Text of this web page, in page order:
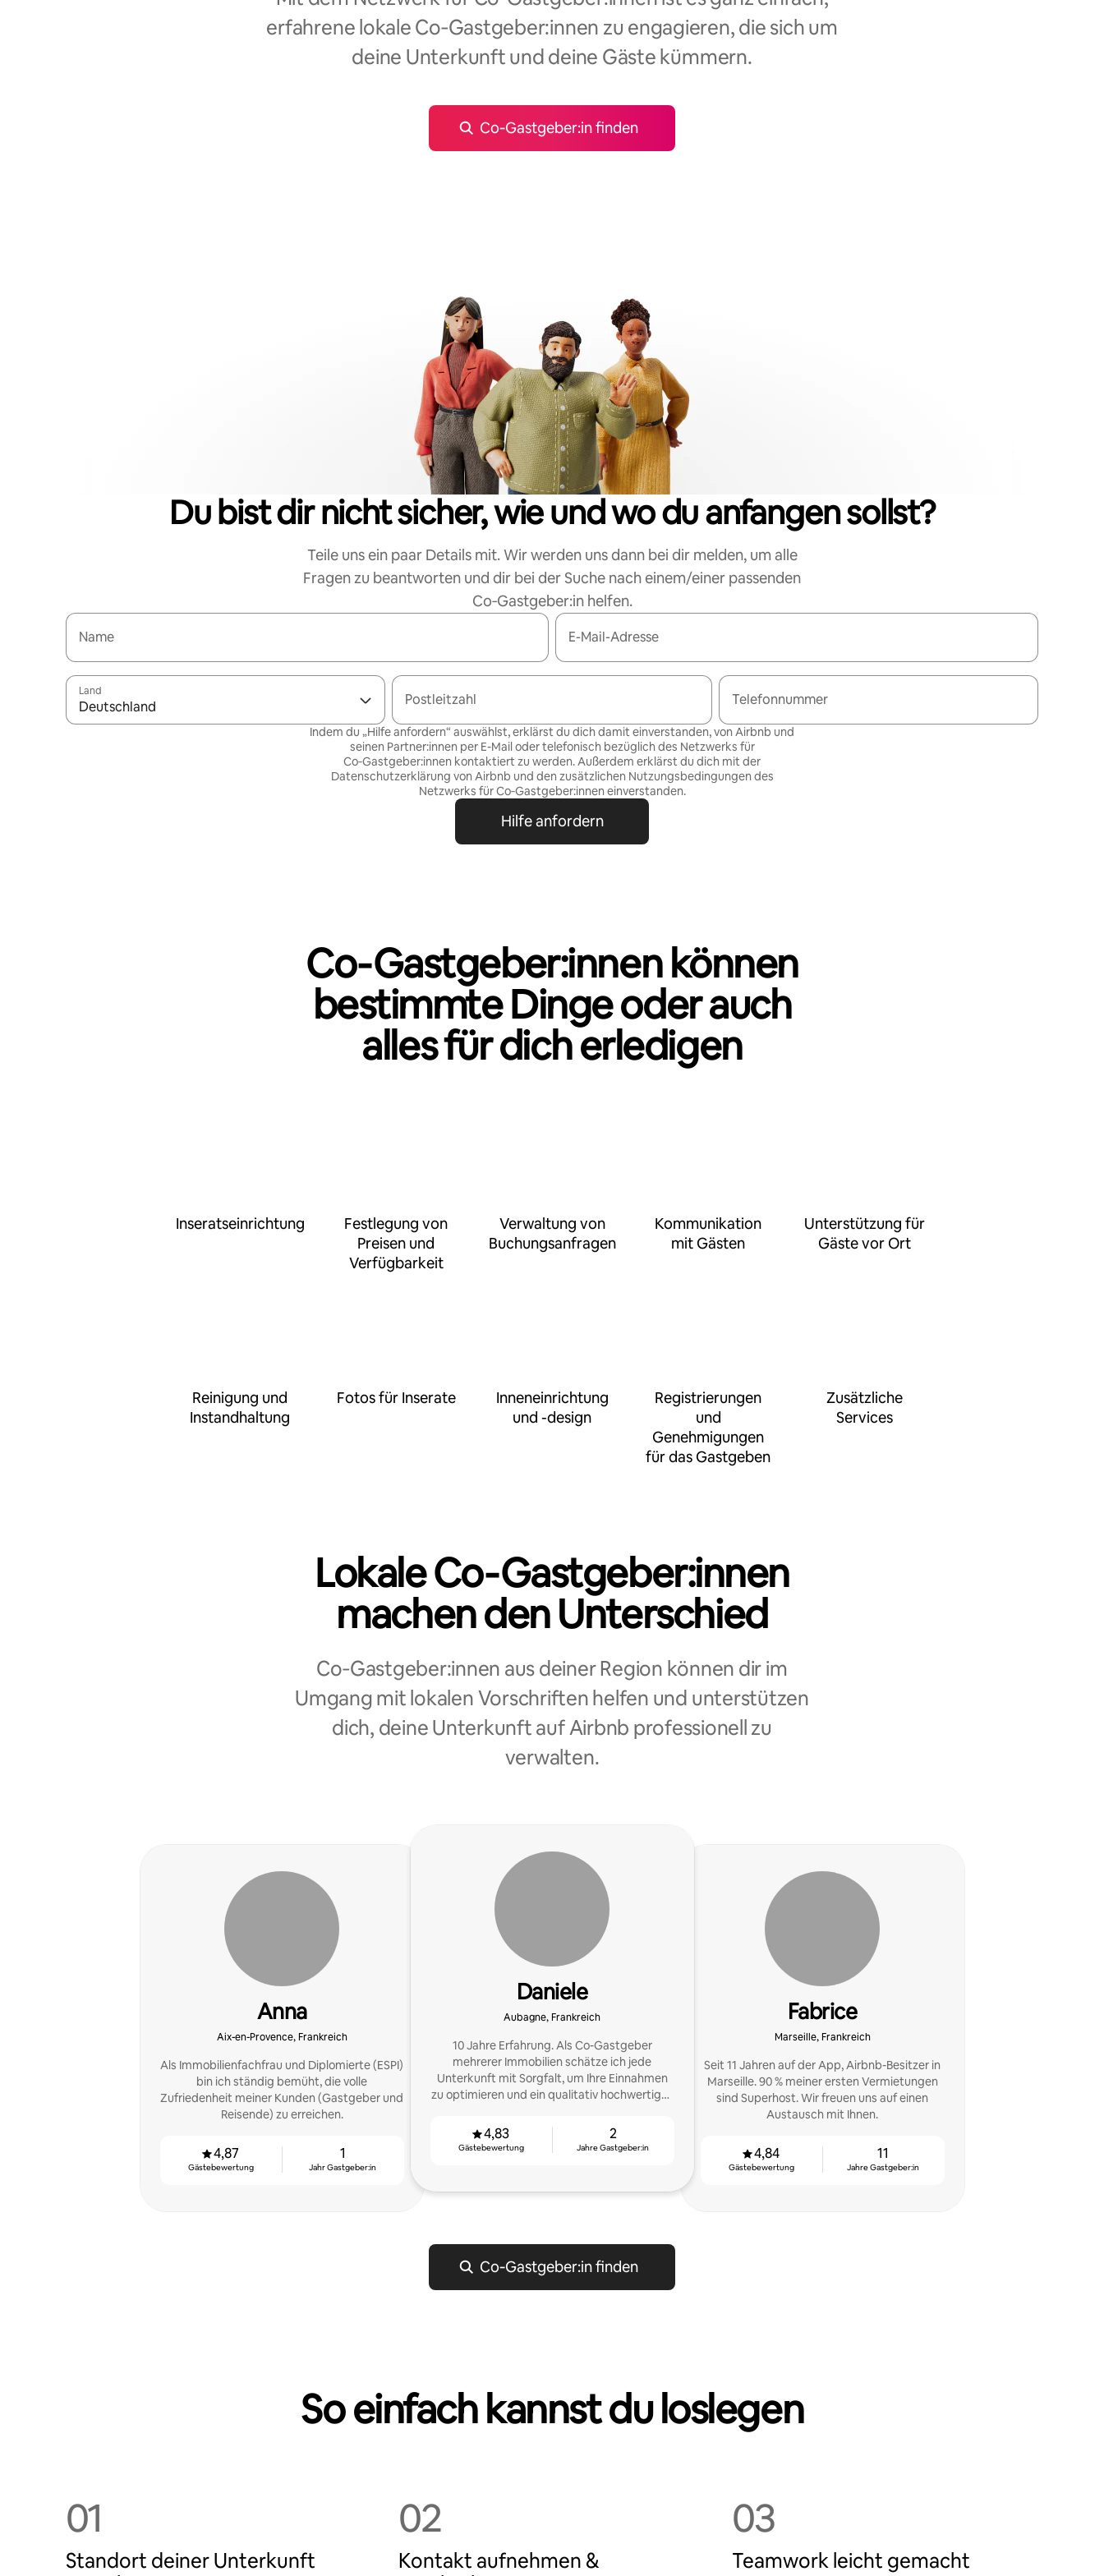
erfahrene lokale Co‑Gastgeber:innen zu engagieren, die sich um
deine Unterkunft und deine Gäste kümmern.
Co‑Gastgeber:in finden
Du bist dir nicht sicher, wie und wo du anfangen sollst?
Teile uns ein paar Details mit. Wir werden uns dann bei dir melden, um alle
Fragen zu beantworten und dir bei der Suche nach einem/einer passenden
Co‑Gastgeber:in helfen.
Name E-Mail-Adresse
Land
Deutschland Postleitzahl Telefonnummer
Indem du „Hilfe anfordern“ auswählst, erklärst du dich damit einverstanden, von Airbnb und
seinen Partner:innen per E-Mail oder telefonisch bezüglich des Netzwerks für
Co‑Gastgeber:innen kontaktiert zu werden. Außerdem erklärst du dich mit der
Datenschutzerklärung von Airbnb und denzusätzlichen Nutzungsbedingungen des
Netzwerks für Co‑Gastgeber:inneneinverstanden.
Hilfe anfordern
Co‑Gastgeber:innen können
bestimmte Dinge oder auch
alles für dich erledigen
Inseratseinrichtung
Festlegung von
Preisen und
Verfügbarkeit
Verwaltung von
Buchungsanfragen
Kommunikation
mit Gästen
Unterstützung für
Gäste vor Ort
Reinigung und
Instandhaltung
Fotos für Inserate
Inneneinrichtung
und -design
Registrierungen
und
Genehmigungen
für das Gastgeben
Zusätzliche
Services
Lokale Co‑Gastgeber:innen
machen den Unterschied
Co‑Gastgeber:innen aus deiner Region können dir im
Umgang mit lokalen Vorschriften helfen und unterstützen
dich, deine Unterkunft auf Airbnb professionell zu
verwalten.
Anna
Aix-en-Provence, Frankreich
Als Immobilienfachfrau und Diplomierte (ESPI)
bin ich ständig bemüht, die volle
Zufriedenheit meiner Kunden (Gastgeber und
Reisende) zu erreichen.
4,87
Gästebewertung
1
Jahr Gastgeber:in
Daniele
Aubagne, Frankreich
10 Jahre Erfahrung. Als Co-Gastgeber
mehrerer Immobilien schätze ich jede
Unterkunft mit Sorgfalt, um Ihre Einnahmen
zu optimieren und ein qualitativ hochwertiges
4,83
Gästebewertung
2
Jahre Gastgeber:in
Fabrice
Marseille, Frankreich
Seit 11 Jahren auf der App, Airbnb-Besitzer in
Marseille. 90 % meiner ersten Vermietungen
sind Superhost. Wir freuen uns auf einen
Austausch mit Ihnen.
4,84
Gästebewertung
11
Jahre Gastgeber:in
Co‑Gastgeber:in finden
So einfach kannst du loslegen
01
Standort deiner Unterkunft
02
Kontakt aufnehmen &
03
Teamwork leicht gemacht